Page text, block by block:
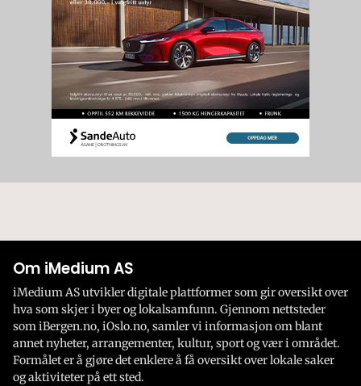
Om iMedium AS
iMedium AS utvikler digitale plattformer som gir oversikt over
hva som skjer i byer og lokalsamfunn. Gjennom nettsteder
som iBergen.no, iOslo.no, samler vi informasjon om blant
annet nyheter, arrangementer, kultur, sport og vær i området.
Formålet er å gjøre det enklere å få oversikt over lokale saker
og aktiviteter på ett sted.